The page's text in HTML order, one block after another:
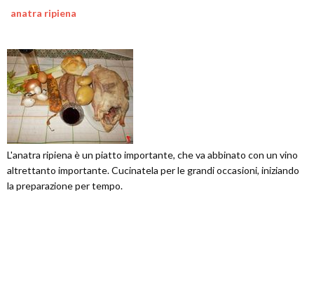
anatra ripiena
L'anatra ripiena è un piatto importante, che va abbinato con un vino
altrettanto importante. Cucinatela per le grandi occasioni, iniziando
la preparazione per tempo.